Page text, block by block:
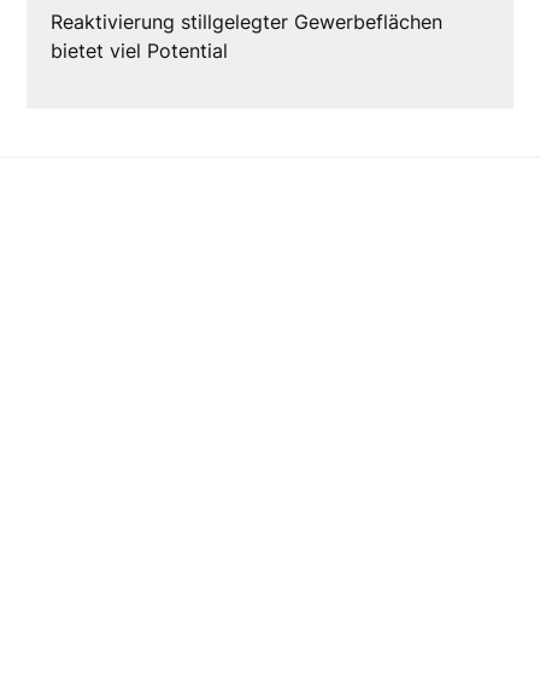
Reaktivierung stillgelegter Gewerbeflächen
bietet viel Potential